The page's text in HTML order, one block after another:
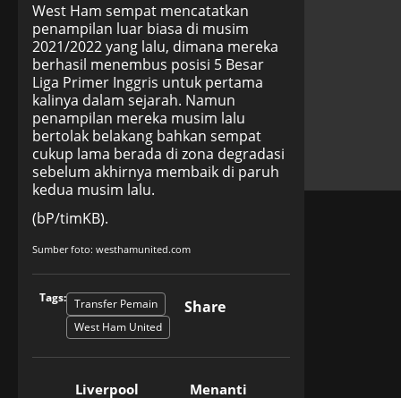
West Ham sempat mencatatkan
penampilan luar biasa di musim
2021/2022 yang lalu, dimana mereka
berhasil menembus posisi 5 Besar
Liga Primer Inggris untuk pertama
kalinya dalam sejarah. Namun
penampilan mereka musim lalu
bertolak belakang bahkan sempat
cukup lama berada di zona degradasi
sebelum akhirnya membaik di paruh
kedua musim lalu.
(bP/timKB).
Sumber foto: westhamunited.com
Tags: Transfer Pemain
West Ham United
Share
Liverpool Menanti